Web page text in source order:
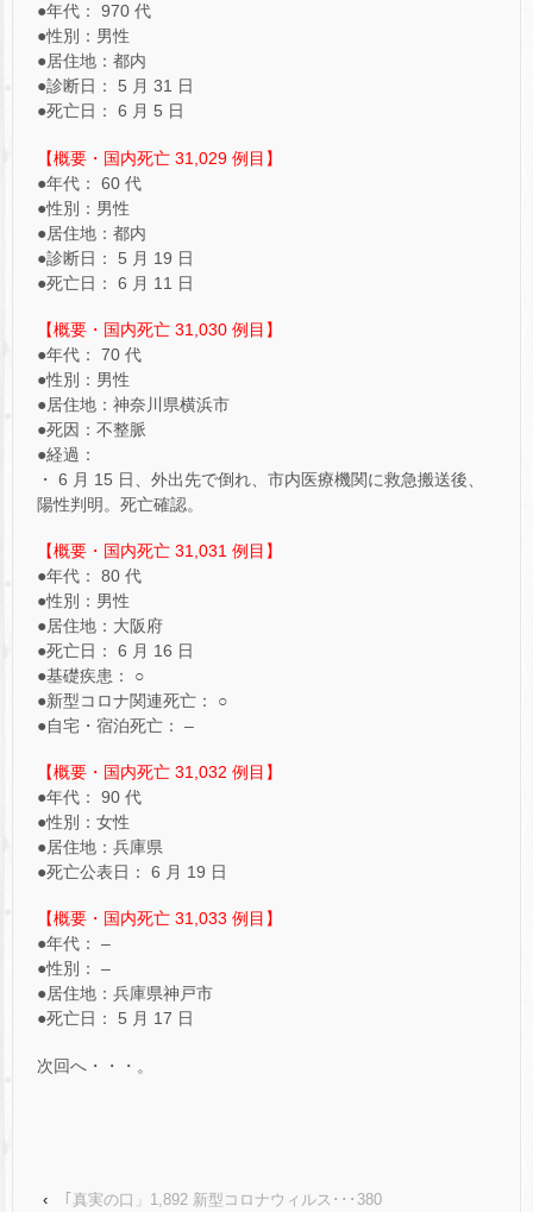
●年代： 970 代
●性別：男性
●居住地：都内
●診断日： 5 月 31 日
●死亡日： 6 月 5 日
【概要・国内死亡 31,029 例目】
●年代： 60 代
●性別：男性
●居住地：都内
●診断日： 5 月 19 日
●死亡日： 6 月 11 日
【概要・国内死亡 31,030 例目】
●年代： 70 代
●性別：男性
●居住地：神奈川県横浜市
●死因：不整脈
●経過：
・ 6 月 15 日、外出先で倒れ、市内医療機関に救急搬送後、
陽性判明。死亡確認。
【概要・国内死亡 31,031 例目】
●年代： 80 代
●性別：男性
●居住地：大阪府
●死亡日： 6 月 16 日
●基礎疾患： ○
●新型コロナ関連死亡： ○
●自宅・宿泊死亡： –
【概要・国内死亡 31,032 例目】
●年代： 90 代
●性別：女性
●居住地：兵庫県
●死亡公表日： 6 月 19 日
【概要・国内死亡 31,033 例目】
●年代： –
●性別： –
●居住地：兵庫県神戸市
●死亡日： 5 月 17 日
次回へ・・・。
‹
｢真実の口」1,892 新型コロナウィルス･･･380